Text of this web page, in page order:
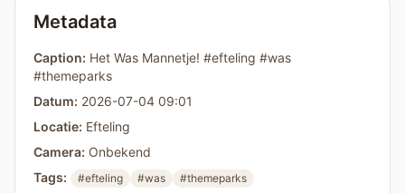
Metadata
Caption: Het Was Mannetje! #efteling #was
#themeparks
Datum: 2026-07-04 09:01
Locatie: Efteling
Camera: Onbekend
Tags:
#efteling #was #themeparks